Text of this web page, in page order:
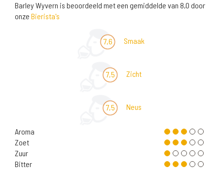
Barley Wyvern is beoordeeld met een gemiddelde van 8,0 door
onze Bierista's
7,6 Smaak
7,5 Zicht
7,5 Neus
Aroma
Zoet
Zuur
Bitter